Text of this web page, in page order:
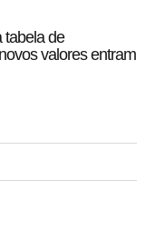
tabela de
valores entram